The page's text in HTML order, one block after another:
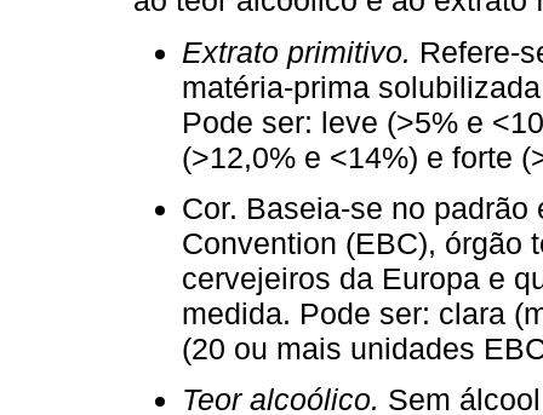
Extrato primitivo. Refere-
matéria-prima
Pode ser: leve (>5% e
(>12,0% e <14%) e forte
Cor. Baseia-se no
Convention (EBC), órgão
cervejeiros da Europa e
medida. Pode ser: clara
(20 ou mais unidades
Teor alcoólico. Sem